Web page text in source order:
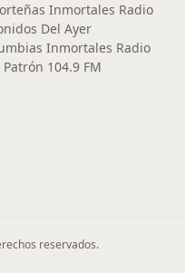
Inmortales Radio
Del Ayer
Inmortales Radio
Patrón 104.9 FM
reservados.